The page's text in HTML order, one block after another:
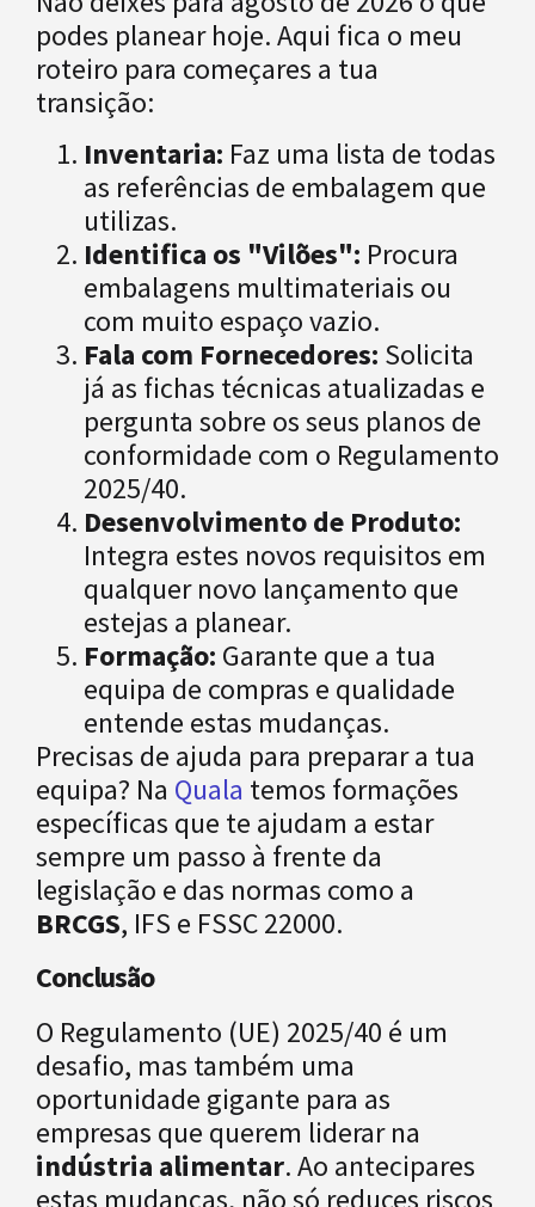
podes planear hoje. Aqui fica o meu
roteiro para começares a tua
transição:
Inventaria: Faz uma lista de todas
as referências de embalagem que
utilizas.
Identifica os "Vilões": Procura
embalagens multimateriais ou
com muito espaço vazio.
Fala com Fornecedores: Solicita
já as fichas técnicas atualizadas e
pergunta sobre os seus planos de
conformidade com o Regulamento
2025/40.
Desenvolvimento de Produto:
Integra estes novos requisitos em
qualquer novo lançamento que
estejas a planear.
Formação: Garante que a tua
equipa de compras e qualidade
entende estas mudanças.
Precisas de ajuda para preparar a tua
equipa? Na Quala temos formações
específicas que te ajudam a estar
sempre um passo à frente da
legislação e das normas como a
BRCGS, IFS e FSSC 22000.
Conclusão
O Regulamento (UE) 2025/40 é um
desafio, mas também uma
oportunidade gigante para as
empresas que querem liderar na
indústria alimentar. Ao antecipares
estas mudanças, não só reduces riscos